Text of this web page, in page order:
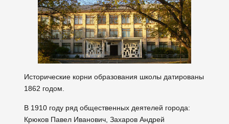
Исторические корни образования школы датированы
1862 годом.
В 1910 году ряд общественных деятелей города:
Крюков Павел Иванович, Захаров Андрей